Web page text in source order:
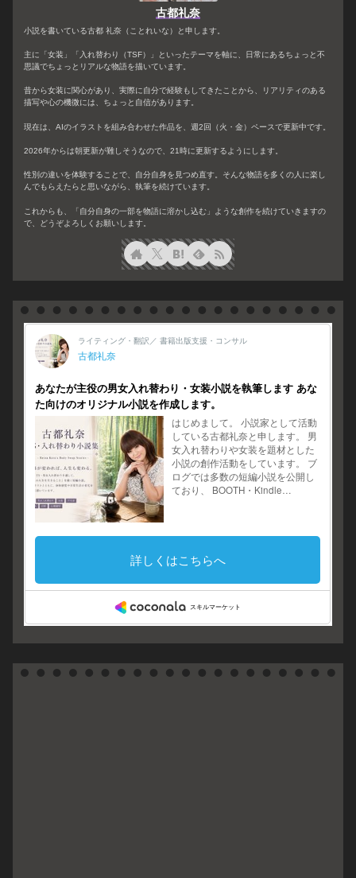
古都礼奈
小説を書いている古都 礼奈（ことれいな）と申します。
主に「女装」「入れ替わり（TSF）」といったテーマを軸に、日常にあるちょっと不
思議でちょっとリアルな物語を描いています。
昔から女装に関心があり、実際に自分で経験もしてきたことから、リアリティのある
描写や心の機微には、ちょっと自信があります。
現在は、AIのイラストを組み合わせた作品を、週2回（火・金）ペースで更新中です。
2026年からは朝更新が難しそうなので、21時に更新するようにします。
性別の違いを体験することで、自分自身を見つめ直す。そんな物語を多くの人に楽し
んでもらえたらと思いながら、執筆を続けています。
これからも、「自分自身の一部を物語に溶かし込む」ような創作を続けていきますの
で、どうぞよろしくお願いします。